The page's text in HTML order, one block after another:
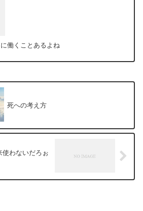
働くことあるよね
死への考え方
使わないだろぉ